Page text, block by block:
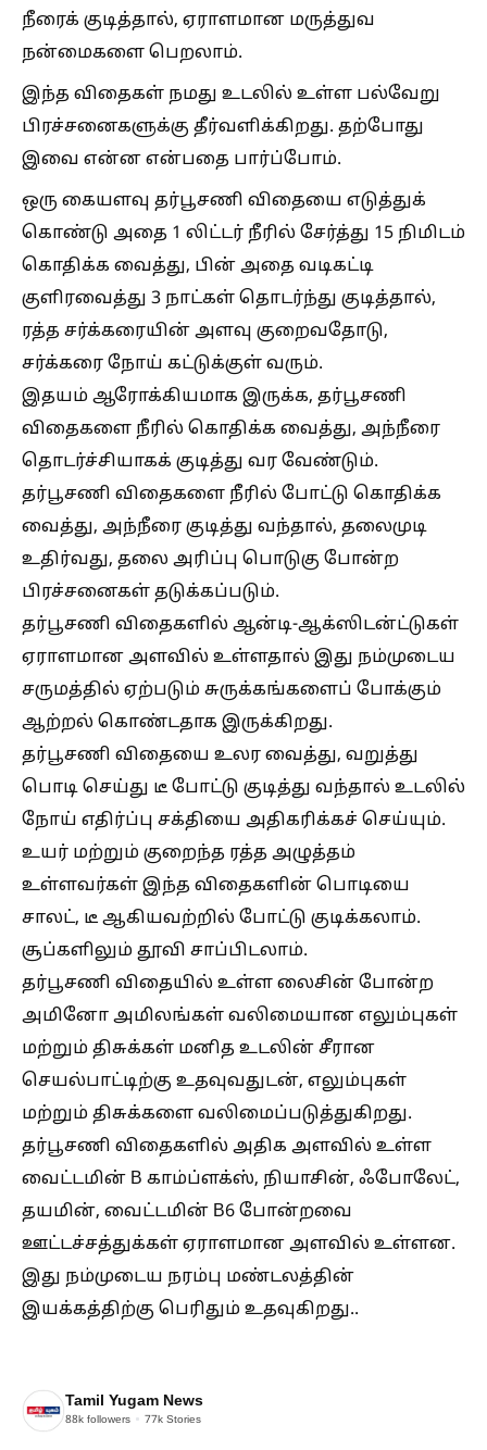
நீரைக் குடித்தால், ஏராளமான மருத்துவ
நன்மைகளை பெறலாம்.
இந்த விதைகள் நமது உடலில் உள்ள பல்வேறு
பிரச்சனைகளுக்கு தீர்வளிக்கிறது. தற்போது
இவை என்ன என்பதை பார்ப்போம்.
ஒரு கையளவு தர்பூசணி விதையை எடுத்துக்
கொண்டு அதை 1 லிட்டர் நீரில் சேர்த்து 15 நிமிடம்
கொதிக்க வைத்து, பின் அதை வடிகட்டி
குளிரவைத்து 3 நாட்கள் தொடர்ந்து குடித்தால்,
ரத்த சர்க்கரையின் அளவு குறைவதோடு,
சர்க்கரை நோய் கட்டுக்குள் வரும்.
இதயம் ஆரோக்கியமாக இருக்க, தர்பூசணி
விதைகளை நீரில் கொதிக்க வைத்து, அந்நீரை
தொடர்ச்சியாகக் குடித்து வர வேண்டும்.
தர்பூசணி விதைகளை நீரில் போட்டு கொதிக்க
வைத்து, அந்நீரை குடித்து வந்தால், தலைமுடி
உதிர்வது, தலை அரிப்பு பொடுகு போன்ற
பிரச்சனைகள் தடுக்கப்படும்.
தர்பூசணி விதைகளில் ஆன்டி-ஆக்ஸிடன்ட்டுகள்
ஏராளமான அளவில் உள்ளதால் இது நம்முடைய
சருமத்தில் ஏற்படும் சுருக்கங்களைப் போக்கும்
ஆற்றல் கொண்டதாக இருக்கிறது.
தர்பூசணி விதையை உலர வைத்து, வறுத்து
பொடி செய்து டீ போட்டு குடித்து வந்தால் உடலில்
நோய் எதிர்ப்பு சக்தியை அதிகரிக்கச் செய்யும்.
உயர் மற்றும் குறைந்த ரத்த அழுத்தம்
உள்ளவர்கள் இந்த விதைகளின் பொடியை
சாலட், டீ ஆகியவற்றில் போட்டு குடிக்கலாம்.
சூப்களிலும் தூவி சாப்பிடலாம்.
தர்பூசணி விதையில் உள்ள லைசின் போன்ற
அமினோ அமிலங்கள் வலிமையான எலும்புகள்
மற்றும் திசுக்கள் மனித உடலின் சீரான
செயல்பாட்டிற்கு உதவுவதுடன், எலும்புகள்
மற்றும் திசுக்களை வலிமைப்படுத்துகிறது.
தர்பூசணி விதைகளில் அதிக அளவில் உள்ள
வைட்டமின் B காம்ப்ளக்ஸ், நியாசின், ஃபோலேட்,
தயமின், வைட்டமின் B6 போன்றவை
ஊட்டச்சத்துக்கள் ஏராளமான அளவில் உள்ளன.
இது நம்முடைய நரம்பு மண்டலத்தின்
இயக்கத்திற்கு பெரிதும் உதவுகிறது..
Tamil Yugam News
88k followers 77k Stories